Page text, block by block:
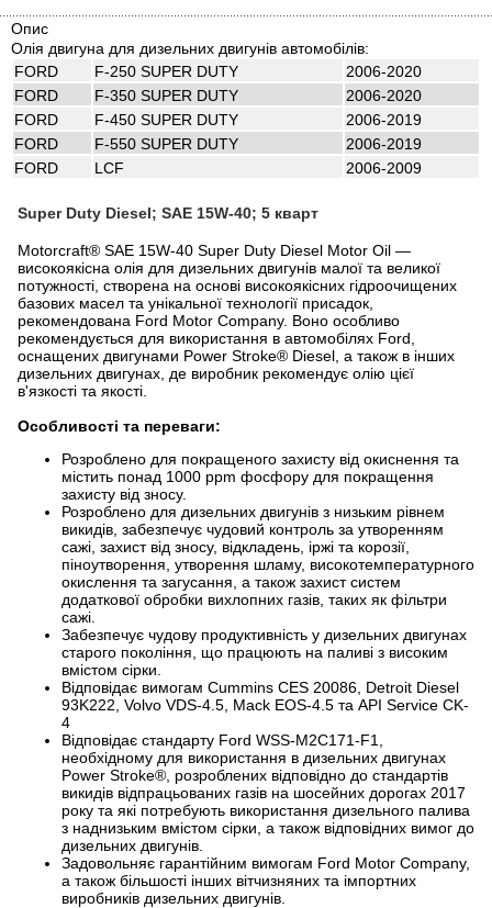
Опис
Олія двигуна для дизельних двигунів автомобілів:
FORD
F-250 SUPER DUTY
2006-2020
FORD
F-350 SUPER DUTY
2006-2020
FORD
F-450 SUPER DUTY
2006-2019
FORD
F-550 SUPER DUTY
2006-2019
FORD
LCF 2006-2009
Super Duty Diesel; SAE 15W-40; 5 кварт
Motorcraft® SAE 15W-40 Super Duty Diesel Motor Oil —
високоякісна олія для дизельних двигунів малої та великої
потужності, створена на основі високоякісних гідроочищених
базових масел та унікальної технології присадок,
рекомендована Ford Motor Company. Воно особливо
рекомендується для використання в автомобілях Ford,
оснащених двигунами Power Stroke® Diesel, а також в інших
дизельних двигунах, де виробник рекомендує олію цієї
в'язкості та якості.
Особливості та переваги:
Розроблено для покращеного захисту від окиснення та
містить понад 1000 ppm фосфору для покращення
захисту від зносу.
Розроблено для дизельних двигунів з низьким рівнем
викидів, забезпечує чудовий контроль за утворенням
сажі, захист від зносу, відкладень, іржі та корозії,
піноутворення, утворення шламу, високотемпературного
окислення та загусання, а також захист систем
додаткової обробки вихлопних газів, таких як фільтри
сажі.
Забезпечує чудову продуктивність у дизельних двигунах
старого покоління, що працюють на паливі з високим
вмістом сірки.
Відповідає вимогам Cummins CES 20086, Detroit Diesel
93K222, Volvo VDS-4.5, Mack EOS-4.5 та API Service CK-
4
Відповідає стандарту Ford WSS-M2C171-F1,
необхідному для використання в дизельних двигунах
Power Stroke®, розроблених відповідно до стандартів
викидів відпрацьованих газів на шосейних дорогах 2017
року та які потребують використання дизельного палива
з наднизьким вмістом сірки, а також відповідних вимог до
дизельних двигунів.
Задовольняє гарантійним вимогам Ford Motor Company,
а також більшості інших вітчизняних та імпортних
виробників дизельних двигунів.